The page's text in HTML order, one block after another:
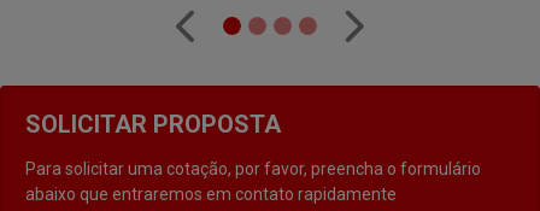
SOLICITAR PROPOSTA
Para solicitar uma cotação, por favor, preencha o formulário
abaixo que entraremos em contato rapidamente
Anterior Próximo